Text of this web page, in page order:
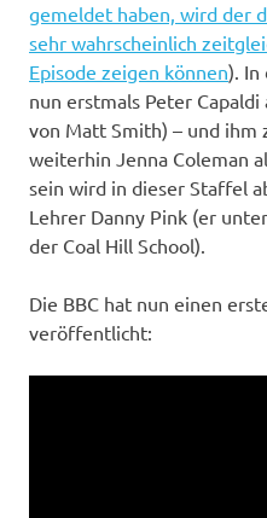
gemeldet haben, wird der
sehr wahrscheinlich
Episode zeigen können). In
nun erstmals Peter
von Matt Smith) – und ihm
weiterhin Jenna Coleman
sein wird in dieser Staffel
Lehrer Danny Pink (er
der Coal Hill School).
Die BBC hat nun einen
veröffentlicht: